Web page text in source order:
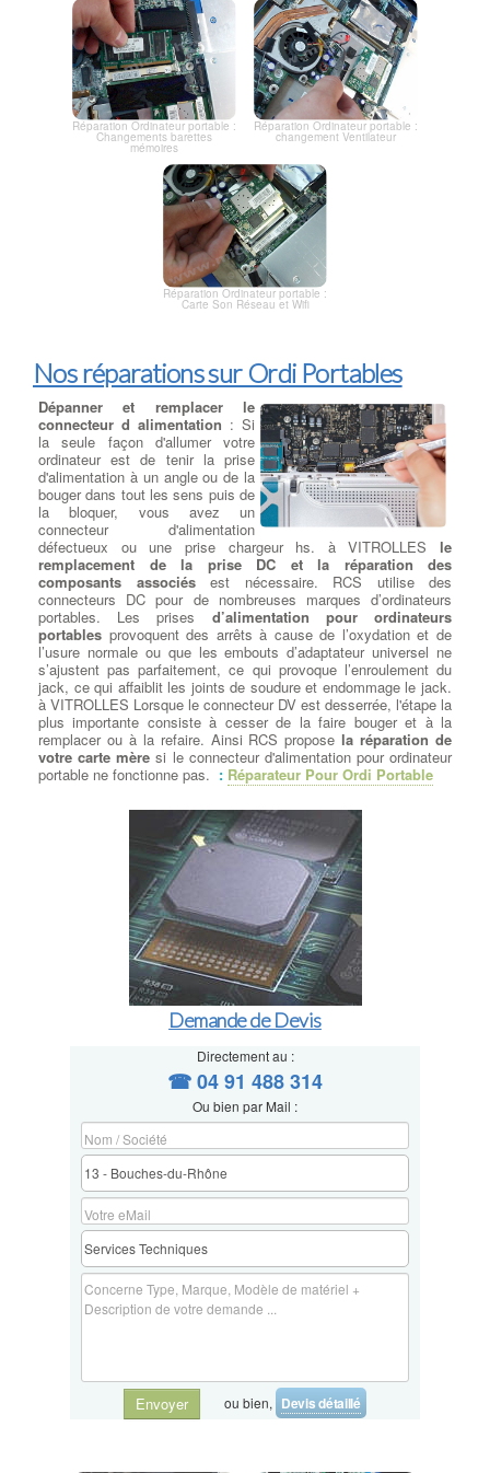
Réparation Ordinateur portable :
Changements barettes
mémoires
Réparation Ordinateur portable :
changement Ventilateur
Réparation Ordinateur portable :
Carte Son Réseau et Wifi
Nos réparations sur Ordi Portables
Dépanner et remplacer le
connecteur d alimentation : Si
la seule façon d'allumer votre
ordinateur est de tenir la prise
d'alimentation à un angle ou de la
bouger dans tout les sens puis de
la bloquer, vous avez un
connecteur d'alimentation
défectueux ou une prise chargeur hs. à VITROLLES le
remplacement de la prise DC et la réparation des
composants associésest nécessaire. RCS utilise des
connecteurs DC pour de nombreuses marques d’ordinateurs
portables. Les prises d’alimentation pour ordinateurs
portables provoquent des arrêts à cause de l’oxydation et de
l’usure normale ou que les embouts d’adaptateur universel ne
s’ajustent pas parfaitement, ce qui provoque l’enroulement du
jack, ce qui affaiblit les joints de soudure et endommage le jack.
à VITROLLES Lorsque le connecteur DV est desserrée, l'étape la
plus importante consiste à cesser de la faire bouger et à la
remplacer ou à la refaire. Ainsi RCS propose la réparation de
votre carte mère si le connecteur d'alimentation pour ordinateur
portable ne fonctionne pas. : Réparateur Pour Ordi Portable
Demande de Devis
Directement au :
☎ 04 91 488 314
Ou bien par Mail :
Envoyer ou bien, Devis détaillé